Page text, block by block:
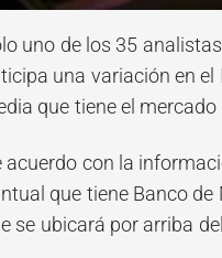
uno de los 35
una variación en
que tiene el
acuerdo con la
que tiene Banco
se ubicará por arriba